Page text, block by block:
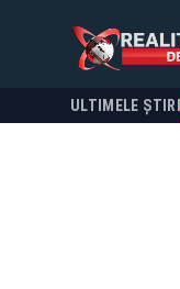
ULTIMELE ȘTIRI